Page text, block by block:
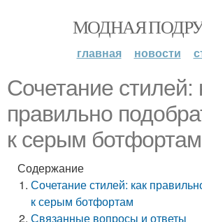
МОДНАЯ
главная новости
Сочетание стилей:
правильно
к серым ботфортам
Содержание
Сочетание стилей: как
к серым ботфортам
Связанные вопросы и ответы